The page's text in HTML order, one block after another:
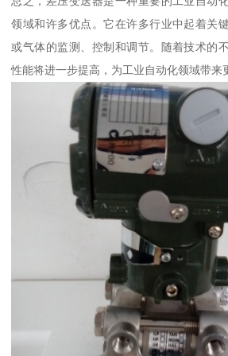
领域和许多优点。它在许多行业中起着关
或气体的监测、控制和调节。随着技术的
性能将进一步提高，为工业自动化领域带来